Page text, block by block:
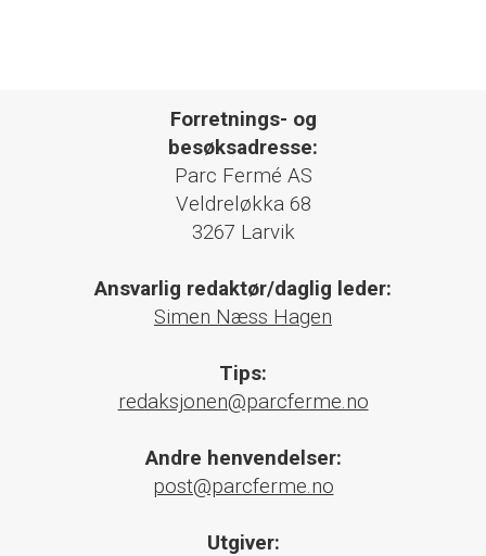
Forretnings- og
besøksadresse:
Parc Fermé AS
Veldreløkka 68
3267 Larvik
Ansvarlig redaktør/daglig leder:
Simen Næss Hagen
Tips:
redaksjonen@parcferme.no
Andre henvendelser:
post@parcferme.no
Utgiver: